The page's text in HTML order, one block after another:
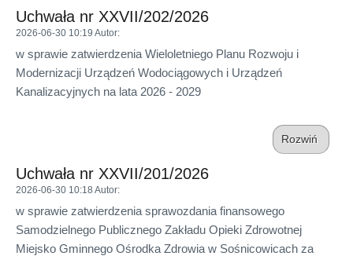
Uchwała nr XXVII/202/2026
2026-06-30 10:19 Autor:
w sprawie zatwierdzenia Wieloletniego Planu Rozwoju i
Modernizacji Urządzeń Wodociągowych i Urządzeń
Kanalizacyjnych na lata 2026 - 2029
Rozwiń
Uchwała nr XXVII/201/2026
2026-06-30 10:18 Autor:
w sprawie zatwierdzenia sprawozdania finansowego
Samodzielnego Publicznego Zakładu Opieki Zdrowotnej
Miejsko Gminnego Ośrodka Zdrowia w Sośnicowicach za